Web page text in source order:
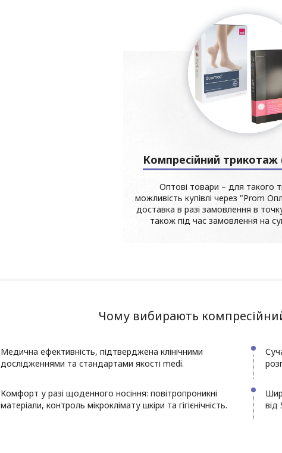
Компресійний трикотаж
Оптові товари – для такого
можливість купівлі через "Prom
доставка в разі замовлення в
також під час замовлення на
Чому вибирають
Медична ефективність, підтверджена клінічними
дослідженнями та стандартами якості medi.
Комфорт у разі щоденного носіння: повітропроникні
матеріали, контроль мікроклімату шкіри та гігієнічність.
від